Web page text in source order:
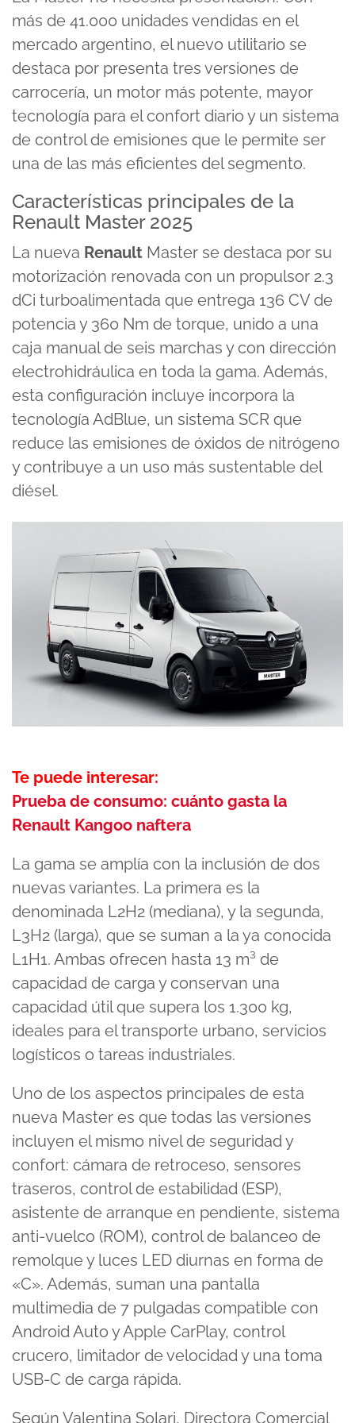
minute,
56
seconds
más de 41.000 unidades vendidas en el
mercado argentino, el nuevo utilitario se
destaca por presenta tres versiones de
carrocería, un motor más potente, mayor
tecnología para el confort diario y un sistema
de control de emisiones que le permite ser
una de las más eficientes del segmento.
Características principales de la
Renault Master 2025
La nueva Renault Master se destaca por su
motorización renovada con un propulsor 2.3
dCi turboalimentada que entrega 136 CV de
potencia y 360 Nm de torque, unido a una
caja manual de seis marchas y con dirección
electrohidráulica en toda la gama. Además,
esta configuración incluye incorpora la
tecnología AdBlue, un sistema SCR que
reduce las emisiones de óxidos de nitrógeno
y contribuye a un uso más sustentable del
diésel.
Te puede interesar:
Prueba de consumo: cuánto gasta la
Renault Kangoo naftera
La gama se amplía con la inclusión de dos
nuevas variantes. La primera es la
denominada L2H2 (mediana), y la segunda,
L3H2 (larga), que se suman a la ya conocida
L1H1. Ambas ofrecen hasta 13 m³ de
capacidad de carga y conservan una
capacidad útil que supera los 1.300 kg,
ideales para el transporte urbano, servicios
logísticos o tareas industriales.
Uno de los aspectos principales de esta
nueva Master es que todas las versiones
incluyen el mismo nivel de seguridad y
confort: cámara de retroceso, sensores
traseros, control de estabilidad (ESP),
asistente de arranque en pendiente, sistema
anti-vuelco (ROM), control de balanceo de
remolque y luces LED diurnas en forma de
«C». Además, suman una pantalla
multimedia de 7 pulgadas compatible con
Android Auto y Apple CarPlay, control
crucero, limitador de velocidad y una toma
USB-C de carga rápida.
Según Valentina Solari, Directora Comercial